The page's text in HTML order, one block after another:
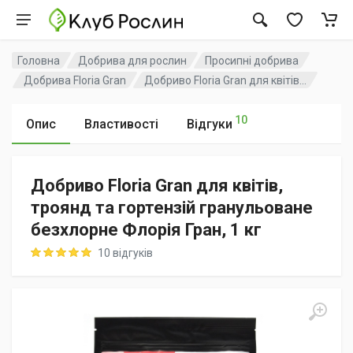
Головна Добрива для рослин
Просипні добрива
Добрива Floria Gran
Добриво Floria Gran для квітів...
Опис Властивості Відгуки 10
Добриво Floria Gran для квітів,
троянд та гортензій гранульоване
безхлорне Флорія Гран, 1 кг
Rating: 5 out of 510 відгуків